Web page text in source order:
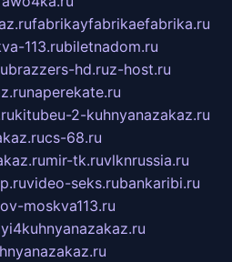
fabrikayfabrikaefabrika.ru
113.rubiletnadom.ru
brazzers-hd.ruz-host.ru
naperekate.ru
kitubeu-2-kuhnyanazakaz.ru
cs-68.ru
mir-tk.ruvlknrussia.ru
video-seks.rubankaribi.ru
moskva113.ru